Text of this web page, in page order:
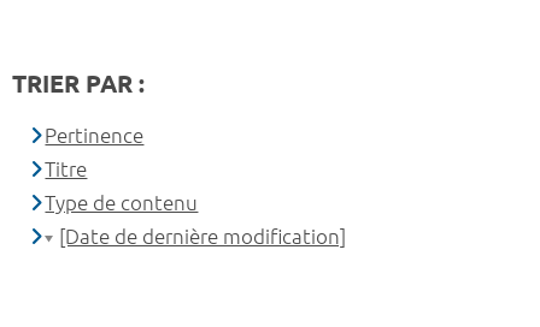
TRIER PAR :
Pertinence
Titre
Type de contenu
[Date de dernière modification]